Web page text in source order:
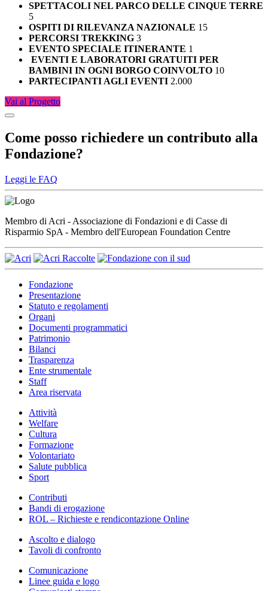
SPETTACOLI NEL PARCO DELLE CINQUE TERRE
5
OSPITI DI RILEVANZA NAZIONALE 15
PERCORSI TREKKING 3
EVENTO SPECIALE ITINERANTE 1
EVENTI E LABORATORI GRATUITI PER
BAMBINI IN OGNI BORGO COINVOLTO 10
PARTECIPANTI AGLI EVENTI 2.000
Vai al Progetto
Come posso richiedere un contributo alla
Fondazione?
Leggi le FAQ
Membro di Acri - Associazione di Fondazioni e di Casse di
Risparmio SpA - Membro dell'European Foundation Centre
Fondazione
Presentazione
Statuto e regolamenti
Organi
Documenti programmatici
Patrimonio
Bilanci
Trasparenza
Ente strumentale
Staff
Area riservata
Attività
Welfare
Cultura
Formazione
Volontariato
Salute pubblica
Sport
Contributi
Bandi di erogazione
ROL – Richieste e rendicontazione Online
Ascolto e dialogo
Tavoli di confronto
Comunicazione
Linee guida e logo